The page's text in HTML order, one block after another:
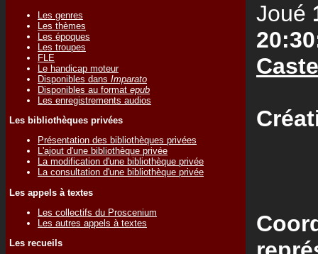
Les genres
Les thèmes
Les époques
Les troupes
FLE
Le handicap moteur
Disponibles dans Imparato
Disponibles au format epub
Les enregistrements audios
Les bibliothèques privées
Présentation des bibliothèques privées
L'ajout d'une bibliothèque privée
La modification d'une bibliothèque privée
La consultation d'une bibliothèque privée
Les appels à textes
Les collectifs du Proscenium
Les autres appels à textes
Les recueils
Joué